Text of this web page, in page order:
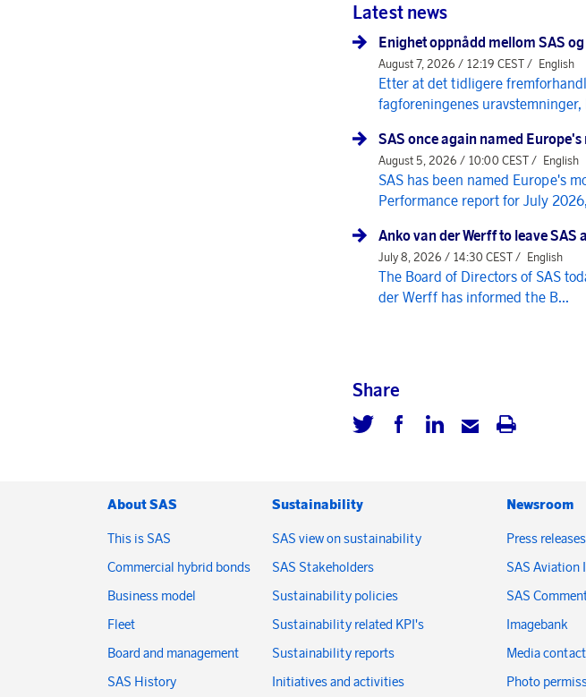
Latest news
Enighet oppnådd mellom SAS
August 7, 2026 / 12:19 CEST / English
Etter at det tidligere
fagforeningenes uravstemninger,
SAS once again named
August 5, 2026 / 10:00 CEST / English
SAS has been named Europe's
Performance report for July
Anko van der Werff to leave SAS
July 8, 2026 / 14:30 CEST / English
The Board of Directors of SAS
der Werff has informed the B...
Share
About SAS
This is SAS
Commercial hybrid bonds
Business model
Fleet
Board and management
SAS History
Sustainability
SAS view on sustainability
SAS Stakeholders
Sustainability policies
Sustainability related KPI's
Sustainability reports
Initiatives and activities
Newsroom
Press releases
SAS Aviation
SAS
Imagebank
Media
Photo